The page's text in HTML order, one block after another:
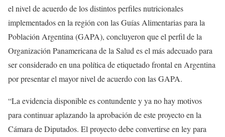
el nivel de acuerdo de los distintos perfiles nutricionales
implementados en la región con las Guías Alimentarias para la
Población Argentina (GAPA), concluyeron que el perfil de la
Organización Panamericana de la Salud es el más adecuado para
ser considerado en una política de etiquetado frontal en Argentina
por presentar el mayor nivel de acuerdo con las GAPA.
“La evidencia disponible es contundente y ya no hay motivos
para continuar aplazando la aprobación de este proyecto en la
Cámara de Diputados. El proyecto debe convertirse en ley para